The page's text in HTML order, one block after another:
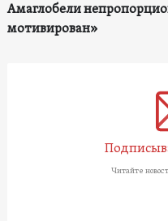
Амаглобели
мотивирован»
Читайте